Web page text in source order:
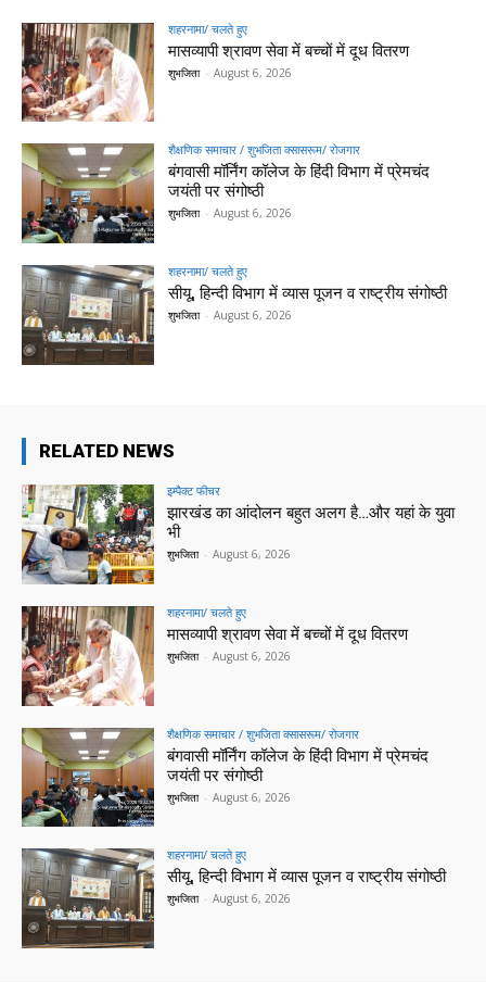
शहरनामा/ चलते हुए
मासव्यापी श्रावण सेवा में बच्चों में दूध वितरण
शुभजिता - August 6, 2026
शैक्षणिक समाचार / शुभजिता क्सासरूम/ रोजगार
बंगवासी मॉर्निंग कॉलेज के हिंदी विभाग में प्रेमचंद
जयंती पर संगोष्ठी
शुभजिता - August 6, 2026
शहरनामा/ चलते हुए
सीयू, हिन्दी विभाग में व्यास पूजन व राष्ट्रीय संगोष्ठी
शुभजिता - August 6, 2026
RELATED NEWS
इम्पैक्ट फीचर
झारखंड का आंदोलन बहुत अलग है…और यहां के युवा
भी
शुभजिता - August 6, 2026
शहरनामा/ चलते हुए
मासव्यापी श्रावण सेवा में बच्चों में दूध वितरण
शुभजिता - August 6, 2026
शैक्षणिक समाचार / शुभजिता क्सासरूम/ रोजगार
बंगवासी मॉर्निंग कॉलेज के हिंदी विभाग में प्रेमचंद
जयंती पर संगोष्ठी
शुभजिता - August 6, 2026
शहरनामा/ चलते हुए
सीयू, हिन्दी विभाग में व्यास पूजन व राष्ट्रीय संगोष्ठी
शुभजिता - August 6, 2026